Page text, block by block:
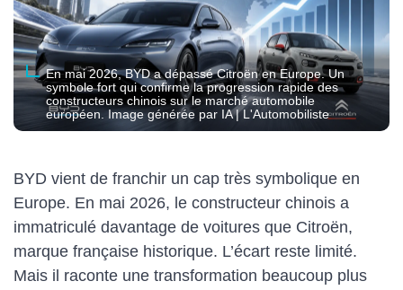
En mai 2026, BYD a dépassé Citroën en Europe. Un
symbole fort qui confirme la progression rapide des
constructeurs chinois sur le marché automobile
européen. Image générée par IA | L'Automobiliste
BYD vient de franchir un cap très symbolique en
Europe. En mai 2026, le constructeur chinois a
immatriculé davantage de voitures que Citroën,
marque française historique. L’écart reste limité.
Mais il raconte une transformation beaucoup plus